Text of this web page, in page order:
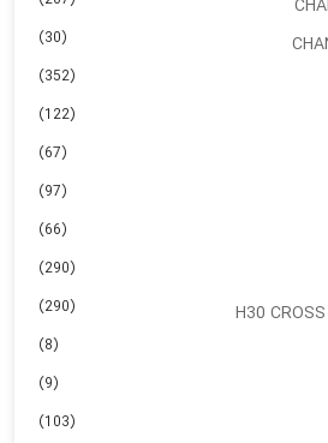
(30)
(352)
(122)
(67)
(97)
(66)
(290)
(290)
(8)
(9)
(103)